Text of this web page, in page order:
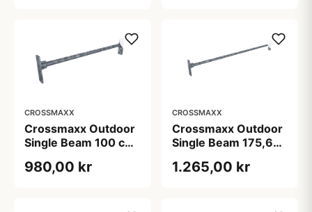
CROSSMAXX
Crossmaxx Outdoor
Single Beam 100 cm
pull up bar
980,00 kr
CROSSMAXX
Crossmaxx Outdoor
Single Beam 175,6
1.265,00 kr